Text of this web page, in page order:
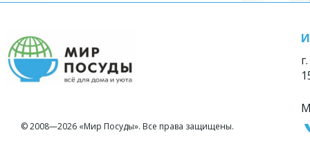
© 2008—2026 «Мир Посуды». Все права защищены.